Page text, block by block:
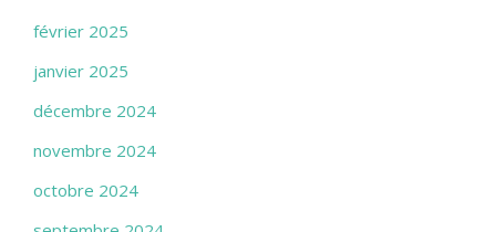
février 2025
janvier 2025
décembre 2024
novembre 2024
octobre 2024